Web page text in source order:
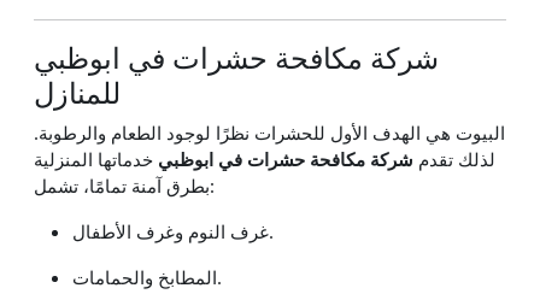
شركة مكافحة حشرات في ابوظبي
للمنازل
البيوت هي الهدف الأول للحشرات نظرًا لوجود الطعام والرطوبة.
لذلك تقدم شركة مكافحة حشرات في ابوظبي خدماتها المنزلية
بطرق آمنة تمامًا، تشمل:
غرف النوم وغرف الأطفال.
المطابخ والحمامات.